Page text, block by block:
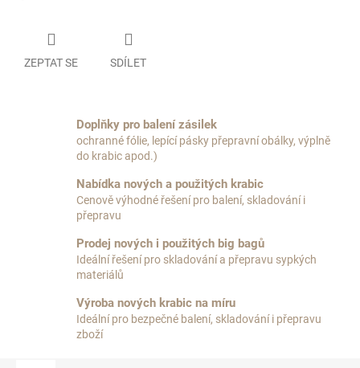
ZEPTAT SE SDÍLET
Doplňky pro balení zásilek
ochranné fólie, lepící pásky přepravní obálky, výplně
do krabic apod.)
Nabídka nových a použitých krabic
Cenově výhodné řešení pro balení, skladování i
přepravu
Prodej nových i použitých big bagů
Ideální řešení pro skladování a přepravu sypkých
materiálů
Výroba nových krabic na míru
Ideální pro bezpečné balení, skladování i přepravu
zboží